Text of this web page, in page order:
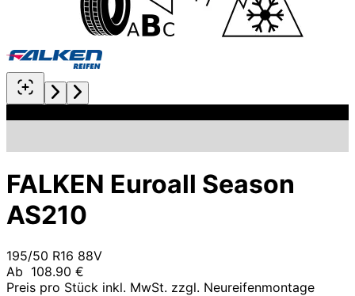
FALKEN Euroall Season
AS210
195/50 R16 88V
Ab 108.90 €
Preis pro Stück inkl. MwSt. zzgl. Neureifenmontage